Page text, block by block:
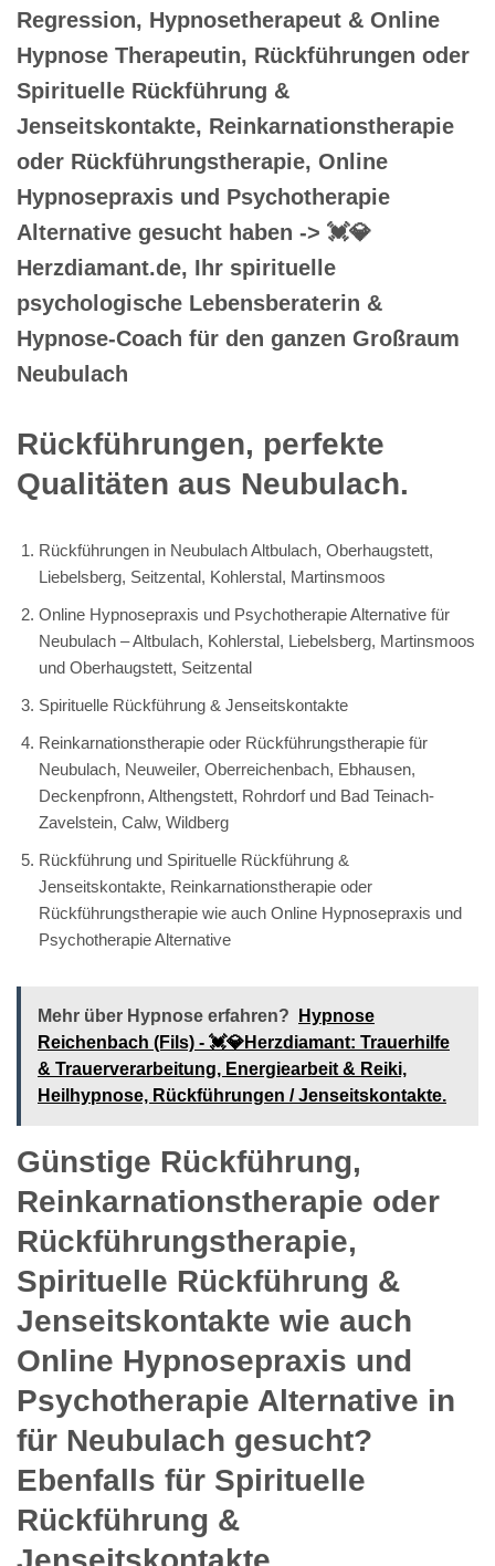
Regression, Hypnosetherapeut & Online
Hypnose Therapeutin, Rückführungen oder
Spirituelle Rückführung &
Jenseitskontakte, Reinkarnationstherapie
oder Rückführungstherapie, Online
Hypnosepraxis und Psychotherapie
Alternative gesucht haben -> 💓️💎
Herzdiamant.de, Ihr spirituelle
psychologische Lebensberaterin &
Hypnose-Coach für den ganzen Großraum
Neubulach
Rückführungen, perfekte
Qualitäten aus Neubulach.
Rückführungen in Neubulach Altbulach, Oberhaugstett,
Liebelsberg, Seitzental, Kohlerstal, Martinsmoos
Online Hypnosepraxis und Psychotherapie Alternative für
Neubulach – Altbulach, Kohlerstal, Liebelsberg, Martinsmoos
und Oberhaugstett, Seitzental
Spirituelle Rückführung & Jenseitskontakte
Reinkarnationstherapie oder Rückführungstherapie für
Neubulach, Neuweiler, Oberreichenbach, Ebhausen,
Deckenpfronn, Althengstett, Rohrdorf und Bad Teinach-
Zavelstein, Calw, Wildberg
Rückführung und Spirituelle Rückführung &
Jenseitskontakte, Reinkarnationstherapie oder
Rückführungstherapie wie auch Online Hypnosepraxis und
Psychotherapie Alternative
Mehr über Hypnose erfahren?
Hypnose
Reichenbach (Fils) - 💓️💎Herzdiamant: Trauerhilfe
& Trauerverarbeitung, Energiearbeit & Reiki,
Heilhypnose, Rückführungen / Jenseitskontakte.
Günstige Rückführung,
Reinkarnationstherapie oder
Rückführungstherapie,
Spirituelle Rückführung &
Jenseitskontakte wie auch
Online Hypnosepraxis und
Psychotherapie Alternative in
für Neubulach gesucht?
Ebenfalls für Spirituelle
Rückführung &